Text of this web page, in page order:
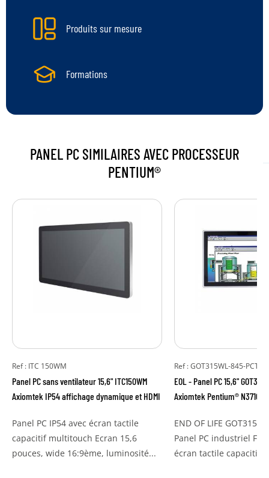
Produits sur mesure
Formations
PANEL PC SIMILAIRES AVEC PROCESSEUR
PENTIUM®
Ref : ITC 150WM
Panel PC sans ventilateur 15,6" ITC150WM
Axiomtek IP54 affichage dynamique et HDMI
Panel PC IP54 avec écran tactile
capacitif multitouch Ecran 15,6
pouces, wide 16:9ème, luminosité...
Ref : GOT315WL-845-PCT
EOL - Panel PC 15,6"
Axiomtek Pentium® N3710
END OF LIFE
Panel PC industriel
écran tactile capacitif